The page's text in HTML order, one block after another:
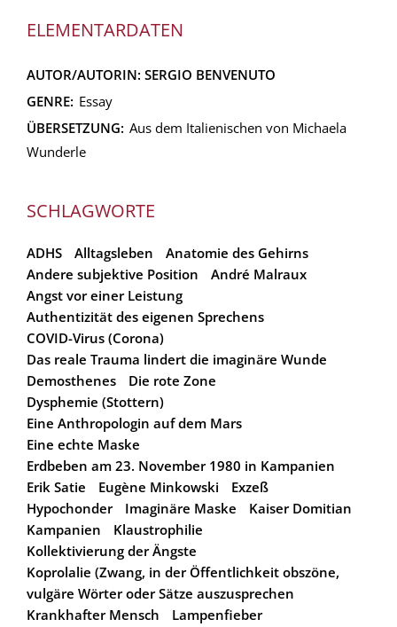
ELEMENTARDATEN
AUTOR/AUTORIN: SERGIO BENVENUTO
GENRE: Essay
ÜBERSETZUNG: Aus dem Italienischen von Michaela
Wunderle
SCHLAGWORTE
ADHS Alltagsleben
Anatomie des Gehirns
Andere subjektive Position
André Malraux
Angst vor einer Leistung
Authentizität des eigenen Sprechens
COVID-Virus (Corona)
Das reale Trauma lindert die imaginäre Wunde
Demosthenes
Die rote Zone
Dysphemie (Stottern)
Eine Anthropologin auf dem Mars
Eine echte Maske
Erdbeben am 23. November 1980 in Kampanien
Erik Satie
Eugène Minkowski
Exzeß
Hypochonder
Imaginäre Maske
Kaiser Domitian
Kampanien
Klaustrophilie
Kollektivierung der Ängste
Koprolalie (Zwang, in der Öffentlichkeit obszöne,
vulgäre Wörter oder Sätze auszusprechen
Krankhafter Mensch
Lampenfieber